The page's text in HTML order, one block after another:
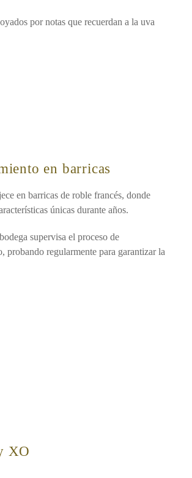
por notas que recuerdan a la uva
en barricas
en barricas de roble francés, donde
únicas durante años.
supervisa el proceso de
probando regularmente para garantizar la
XO